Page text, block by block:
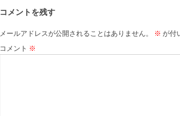
コメントを残す
メールアドレスが公開されることはありません。 ※ が付
コメント ※